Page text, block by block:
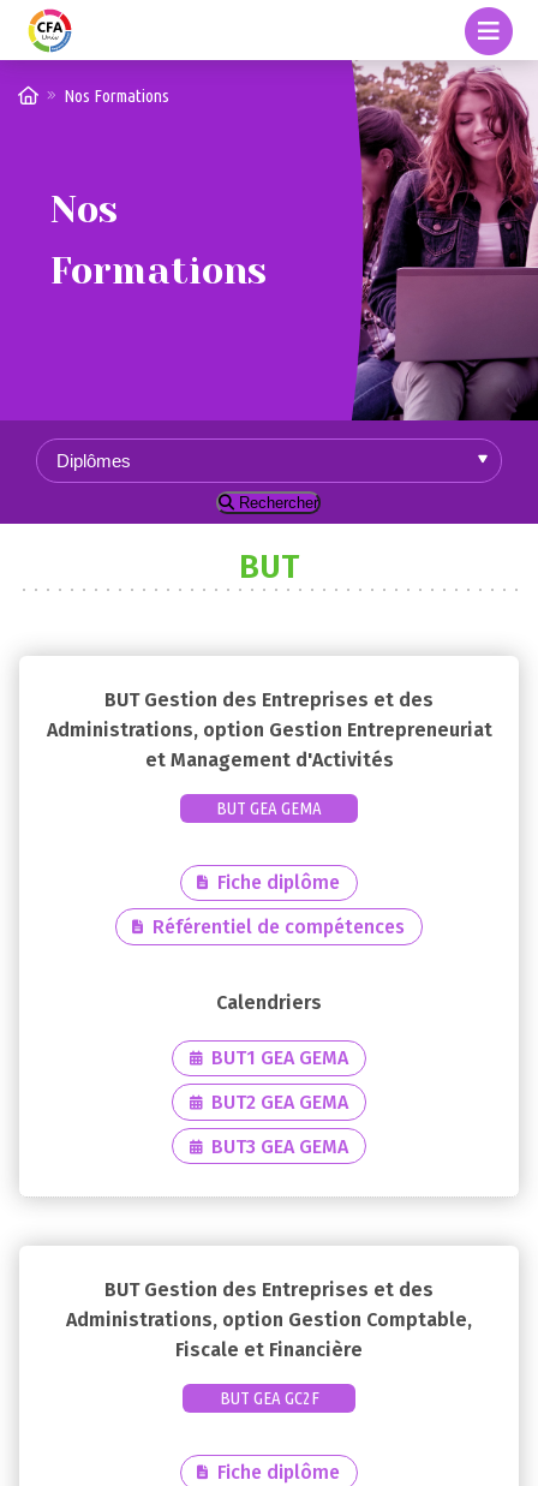
Nos Formations
Nos
Formations
Rechercher
BUT
BUT Gestion des Entreprises et des
Administrations, option Gestion Entrepreneuriat
et Management d'Activités
BUT GEA GEMA
Fiche diplôme
Référentiel de compétences
BUT1 GEA GEMA
BUT2 GEA GEMA
BUT3 GEA GEMA
BUT Gestion des Entreprises et des
Administrations, option Gestion Comptable,
Fiscale et Financière
BUT GEA GC2F
Fiche diplôme